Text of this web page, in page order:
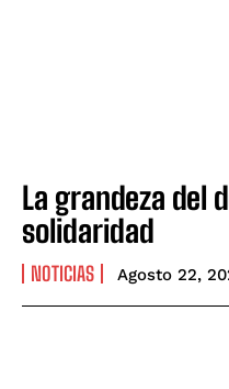
La grandeza del
solidaridad
NOTICIAS Agosto 22,